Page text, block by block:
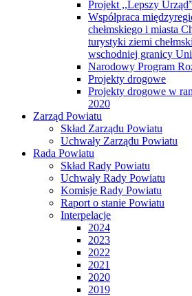
Projekt ,,Lepszy
Współpraca
chełmskiego i miasta
turystyki ziemi
wschodniej granicy
Narodowy Program
Projekty drogowe
Projekty drogowe w
2020
Zarząd Powiatu
Skład Zarządu Powiatu
Uchwały Zarządu Powiatu
Rada Powiatu
Skład Rady Powiatu
Uchwały Rady Powiatu
Komisje Rady Powiatu
Raport o stanie Powiatu
Interpelacje
2024
2023
2022
2021
2020
2019